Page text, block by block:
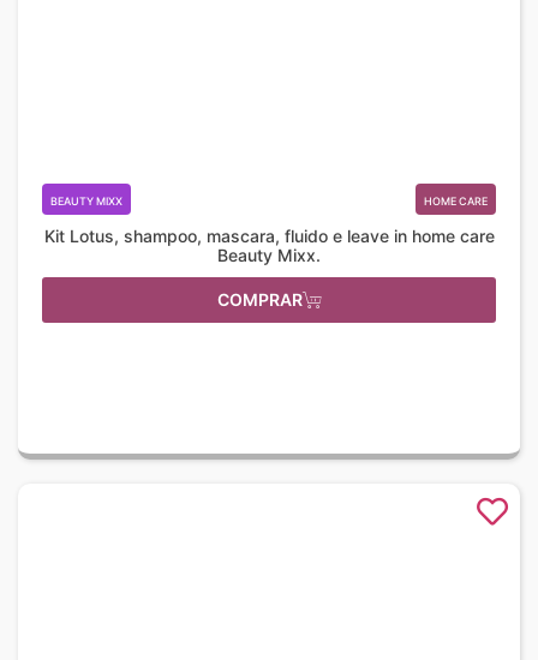
BEAUTY MIXX HOME CARE
Kit Lotus, shampoo, mascara, fluido e leave in home care
Beauty Mixx.
COMPRAR